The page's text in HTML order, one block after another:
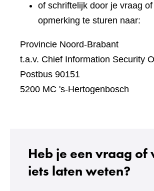
of schriftelijk door je vraag of
opmerking te sturen naar:
Provincie Noord-Brabant
t.a.v. Chief Information Security
Postbus 90151
5200 MC 's-Hertogenbosch
Heb je een vraag of
iets laten weten?